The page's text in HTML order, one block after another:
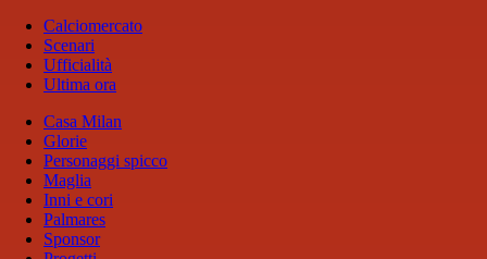
Calciomercato
Scenari
Ufficialità
Ultima ora
Casa Milan
Glorie
Personaggi spicco
Maglia
Inni e cori
Palmares
Sponsor